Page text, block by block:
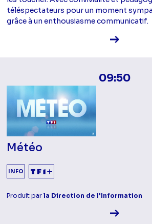
téléspectateurs pour un moment
grâce à un enthousiasme communicatif.
Voir la
09:50
Météo
INFO
Produit parla Direction de l'Information
Voir la